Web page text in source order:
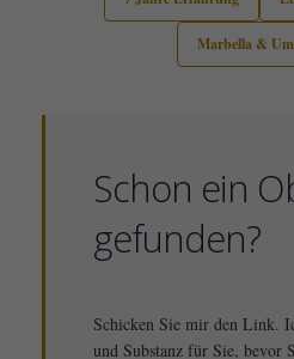
Marbella &
Schon ein
gefunden?
Schicken Sie mir den Link.
und Substanz für Sie, bevor